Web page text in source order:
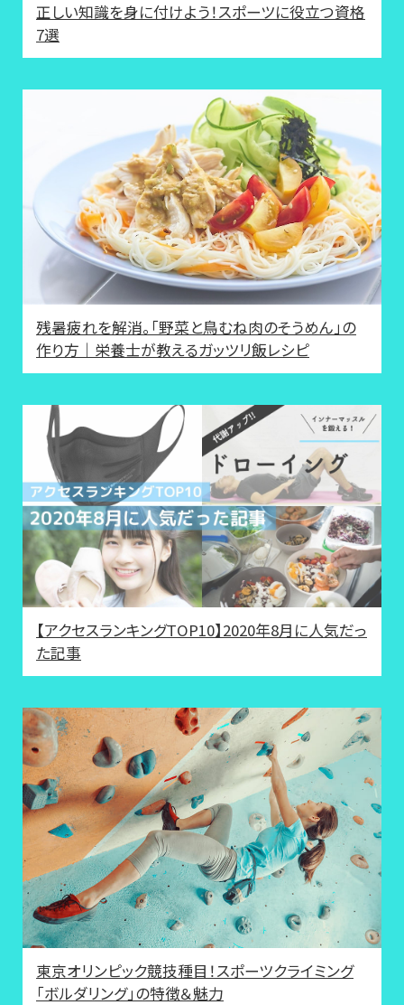
正しい知識を身に付けよう！スポーツに役立つ資格
7選
残暑疲れを解消。「野菜と鳥むね肉のそうめん」の
作り方｜栄養士が教えるガッツリ飯レシピ
【アクセスランキングTOP10】2020年8月に人気だっ
た記事
東京オリンピック競技種目！スポーツクライミング
「ボルダリング」の特徴＆魅力